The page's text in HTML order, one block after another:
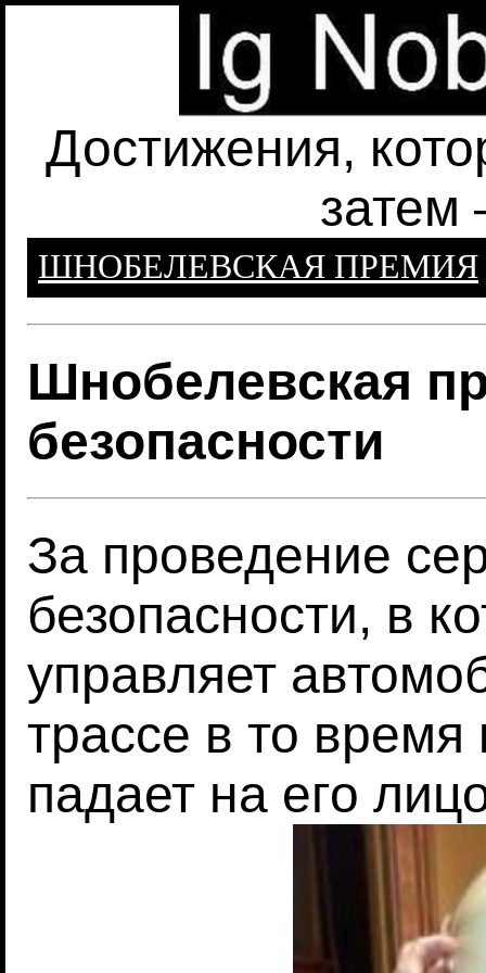
Достижения,
затем
ШНОБЕЛЕВСКАЯ ПРЕМИЯ
Шнобелевская
безопасности
За проведение
безопасности, в
управляет
трассе в то
падает на его